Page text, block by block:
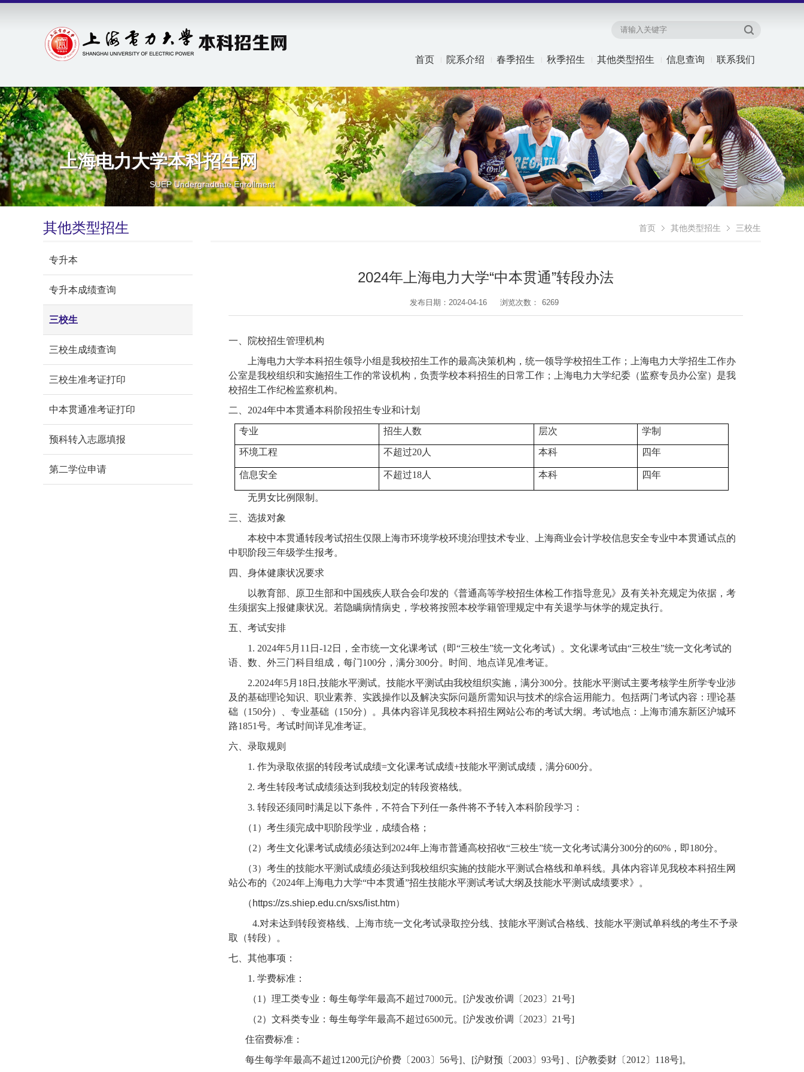
首页 院系介绍 春季招生 秋季招生 其他类型招生 信息查询 联系我们
上海电力大学本科招生网
SUEP Undergraduate Enrollment
其他类型招生
专升本
专升本成绩查询
三校生
三校生成绩查询
三校生准考证打印
中本贯通准考证打印
预科转入志愿填报
第二学位申请
首页 其他类型招生 三校生
2024年上海电力大学“中本贯通”转段办法
发布日期：2024-04-16 浏览次数： 6269
一、院校招生管理机构
上海电力大学本科招生领导小组是我校招生工作的最高决策机构，统一领导学校招生工作；上海电力大学招生工作办
公室是我校组织和实施招生工作的常设机构，负责学校本科招生的日常工作；上海电力大学纪委（监察专员办公室）是我
校招生工作纪检监察机构。
二、 2024年中本贯通本科阶段招生专业和计划
专业 招生人数 层次 学制
环境工程 不超过20 人 本科 四年
信息安全 不超过18 人 本科 四年
无男女比例限制。
三、选拔对象
本校中本贯通转段考试招生仅限上海市环境学校环境治理技术专业、上海商业会计学校信息安全专业中本贯通试点的
中职阶段三年级学生报考。
四、身体健康状况要求
以教育部、原卫生部和中国残疾人联合会印发的《普通高等学校招生体检工作指导意见》及有关补充规定为依据，考
生须据实上报健康状况。若隐瞒病情病史，学校将按照本校学籍管理规定中有关退学与休学的规定执行。
五、考试安排
1. 2024年5月 11 日 -12 日，全市统一文化课考试（即“三校生”统一文化考试）。文化课考试由“三校生”统一文化考试的
语、数、外三门科目组成，每门100分，满分300分。时间、地点详见准考证。
2.2024年5月 18日 ,技能水平测试。技能水平测试由我校组织实施，满分300分。技能水平测试主要考核学生所学专业涉
及的基础理论知识、职业素养、实践操作以及解决实际问题所需知识与技术的综合运用能力。包括两门考试内容：理论基
础（150分）、专业基础（150分）。具体内容详见我校本科招生网站公布的考试大纲。考试地点：上海市浦东新区沪城环
路1851号。考试时间详见准考证。
六、录取规则
1. 作为录取依据的转段考试成绩=文化课考试成绩+技能水平测试成绩，满分600分。
2. 考生转段考试成绩须达到我校划定的转段资格线。
3. 转段还须同时满足以下条件，不符合下列任一条件将不予转入本科阶段学习：
（1 ）考生须完成中职阶段学业，成绩合格；
（2）考生文化课考试成绩必须达到 2024年上海市普通高校招收“三校生”统一文化考试满分300分的60% ，即180分。
（3）考生的技能水平测试成绩必须达到我校组织实施的技能水平测试合格线和单科线。具体内容详见我校本科招生网
站公布的《2024年上海电力大学“中本贯通”招生技能水平测试考试大纲及技能水平测试成绩要求》。
（ https://zs.shiep.edu.cn/sxs/list.htm）
4.对未达到转段资格线、上海市统一文化考试录取控分线、技能水平测试合格线、技能水平测试单科线的考生不予录
取（转段）。
七、其他事项：
1. 学费标准：
（1 ）理工类专业：每生每学年最高不超过7000元。 [沪发改价调〔 2023〕 21号]
（2）文科类专业：每生每学年最高不超过6500元。 [沪发改价调〔 2023〕 21号]
住宿费标准：
每生每学年最高不超过1200元[沪价费〔 2003〕 56号] [沪财预〔 2003〕 93号] [沪教委财〔 2012 〕 118号]。